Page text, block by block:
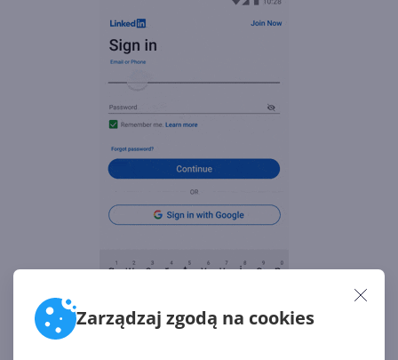
Zarządzaj zgodą na cookies